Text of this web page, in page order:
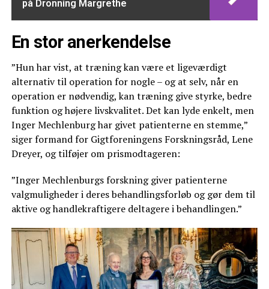
på Dronning Margrethe
En stor anerkendelse
”Hun har vist, at træning kan være et ligeværdigt
alternativ til operation for nogle – og at selv, når en
operation er nødvendig, kan træning give styrke, bedre
funktion og højere livskvalitet. Det kan lyde enkelt, men
Inger Mechlenburg har givet patienterne en stemme,”
siger formand for Gigtforeningens Forskningsråd, Lene
Dreyer, og tilføjer om prismodtageren:
”Inger Mechlenburgs forskning giver patienterne
valgmuligheder i deres behandlingsforløb og gør dem til
aktive og handlekraftigere deltagere i behandlingen.”